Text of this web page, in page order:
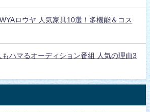
ロウヤ 人気家具10選！多機能＆コス
もハマるオーディション番組 人気の理由3